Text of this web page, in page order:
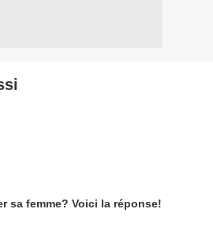
sa femme? Voici la réponse!